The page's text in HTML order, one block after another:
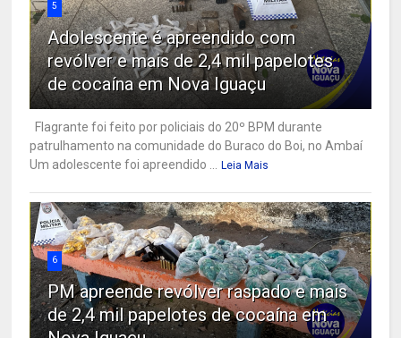
5
Adolescente é apreendido com
revólver e mais de 2,4 mil papelotes
de cocaína em Nova Iguaçu
Flagrante foi feito por policiais do 20º BPM durante
patrulhamento na comunidade do Buraco do Boi, no Ambaí
Um adolescente foi apreendido ...
Leia Mais
6
PM apreende revólver raspado e mais
de 2,4 mil papelotes de cocaína em